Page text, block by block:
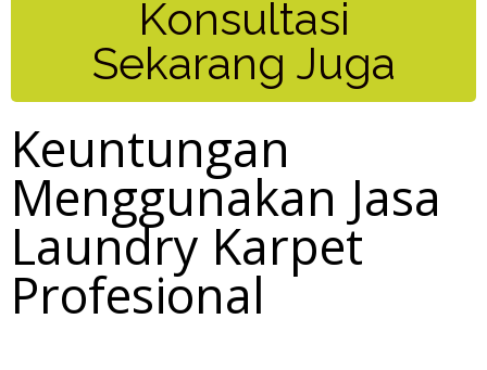
Konsultasi
Sekarang Juga
Keuntungan
Menggunakan Jasa
Laundry Karpet
Profesional